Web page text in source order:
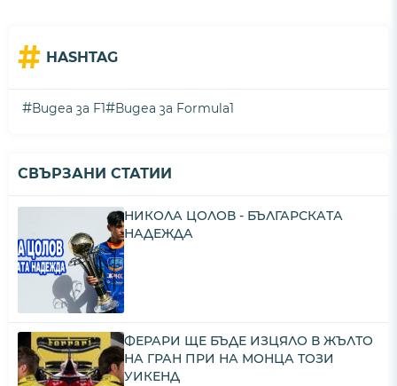
# HASHTAG
#Видеа за F1#Видеа за Formula1
СВЪРЗАНИ СТАТИИ
НИКОЛА ЦОЛОВ - БЪЛГАРСКАТА
НАДЕЖДА
ФЕРАРИ ЩЕ БЪДЕ ИЗЦЯЛО В ЖЪЛТО
НА ГРАН ПРИ НА МОНЦА ТОЗИ
УИКЕНД